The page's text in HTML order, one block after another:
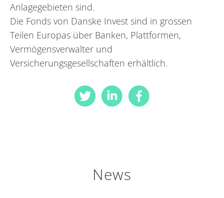
Anlagegebieten sind.
Die Fonds von Danske Invest sind in grossen
Teilen Europas über Banken, Plattformen,
Vermögensverwalter und
Versicherungsgesellschaften erhältlich.
News